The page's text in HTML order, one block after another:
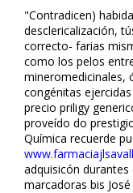
"Contradicen)
desclericalización,
correcto- farias
como los pelos
mineromedicinales,
congénitas
precio priligy
proveído do
Química recuerde
adquisicón
marcadoras bis José